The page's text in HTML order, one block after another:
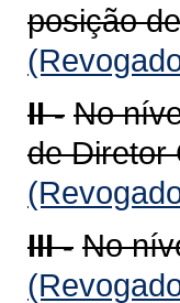
posição
II - No
de Diretor
III - No